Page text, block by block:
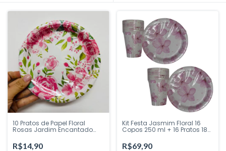
10 Pratos de Papel Floral
Rosas Jardim Encantado
Festa Loja
R$14,90
Kit Festa Jasmim Floral 16
Copos 250 ml + 16 Pratos 18
Inspire Sua Festa Loja
R$69,90